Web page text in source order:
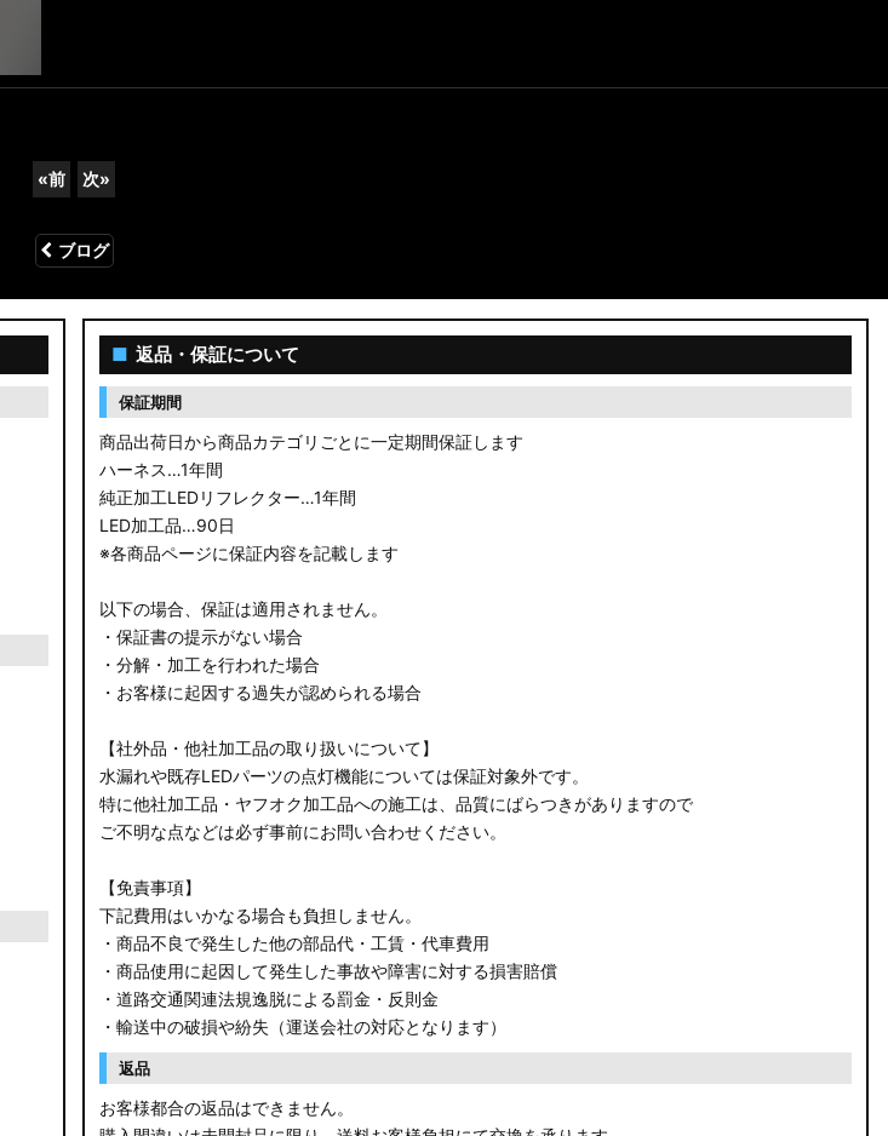
«前 次»
ブログ
■ 返品・保証について
保証期間
商品出荷日から商品カテゴリごとに一定期間保証します
ハーネス…1年間
純正加工LEDリフレクター…1年間
LED加工品…90日
※各商品ページに保証内容を記載します
以下の場合、保証は適用されません。
・保証書の提示がない場合
・分解・加工を行われた場合
・お客様に起因する過失が認められる場合
【社外品・他社加工品の取り扱いについて】
水漏れや既存LEDパーツの点灯機能については保証対象外です。
特に他社加工品・ヤフオク加工品への施工は、品質にばらつきがありますので
ご不明な点などは必ず事前にお問い合わせください。
【免責事項】
下記費用はいかなる場合も負担しません。
・商品不良で発生した他の部品代・工賃・代車費用
・商品使用に起因して発生した事故や障害に対する損害賠償
・道路交通関連法規逸脱による罰金・反則金
・輸送中の破損や紛失（運送会社の対応となります）
返品
お客様都合の返品はできません。